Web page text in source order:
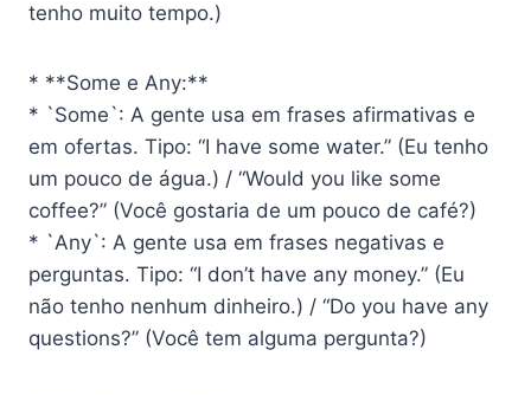
tenho muito tempo.)
* **Some e Any:**
* `Some`: A gente usa em frases afirmativas e
em ofertas. Tipo: “I have some water.” (Eu tenho
um pouco de água.) / “Would you like some
coffee?” (Você gostaria de um pouco de café?)
* `Any`: A gente usa em frases negativas e
perguntas. Tipo: “I don’t have any money.” (Eu
não tenho nenhum dinheiro.) / “Do you have any
questions?” (Você tem alguma pergunta?)